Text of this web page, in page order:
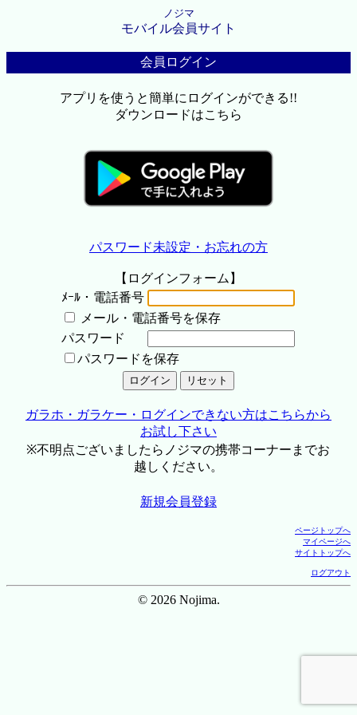
ノジマ
モバイル会員サイト
会員ログイン
アプリを使うと簡単にログインができる!!
ダウンロードはこちら
パスワード未設定・お忘れの方
【ログインフォーム】
ﾒｰﾙ・電話番号
メール・電話番号を保存
パスワード
パスワードを保存
ガラホ・ガラケー・ログインできない方はこちらから
お試し下さい
※不明点ございましたらノジマの携帯コーナーまでお
越しください。
新規会員登録
ページトップへ
マイページへ
サイトトップへ
ログアウト
© 2026 Nojima.